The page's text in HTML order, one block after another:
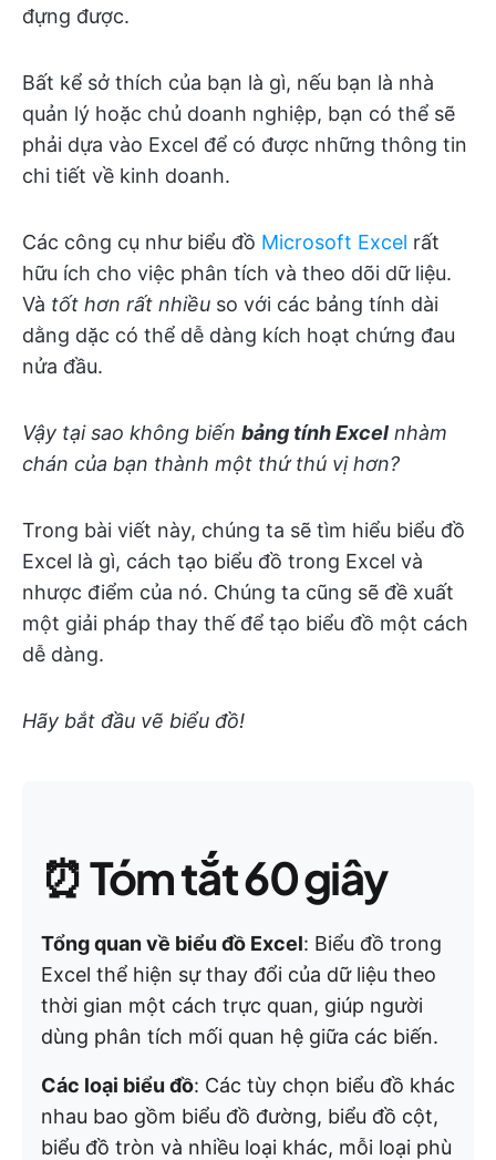
đựng được.
Bất kể sở thích của bạn là gì, nếu bạn là nhà
quản lý hoặc chủ doanh nghiệp, bạn có thể sẽ
phải dựa vào Excel để có được những thông tin
chi tiết về kinh doanh.
Các công cụ như biểu đồ Microsoft Excel rất
hữu ích cho việc phân tích và theo dõi dữ liệu.
Và tốt hơn rất nhiều so với các bảng tính dài
dằng dặc có thể dễ dàng kích hoạt chứng đau
nửa đầu.
Vậy tại sao không biến bảng tính Excel nhàm
chán của bạn thành một thứ thú vị hơn?
Trong bài viết này, chúng ta sẽ tìm hiểu biểu đồ
Excel là gì, cách tạo biểu đồ trong Excel và
nhược điểm của nó. Chúng ta cũng sẽ đề xuất
một giải pháp thay thế để tạo biểu đồ một cách
dễ dàng.
Hãy bắt đầu vẽ biểu đồ!
⏰Tóm tắt 60 giây
Tổng quan về biểu đồ Excel: Biểu đồ trong
Excel thể hiện sự thay đổi của dữ liệu theo
thời gian một cách trực quan, giúp người
dùng phân tích mối quan hệ giữa các biến.
Các loại biểu đồ: Các tùy chọn biểu đồ khác
nhau bao gồm biểu đồ đường, biểu đồ cột,
biểu đồ tròn và nhiều loại khác, mỗi loại phù